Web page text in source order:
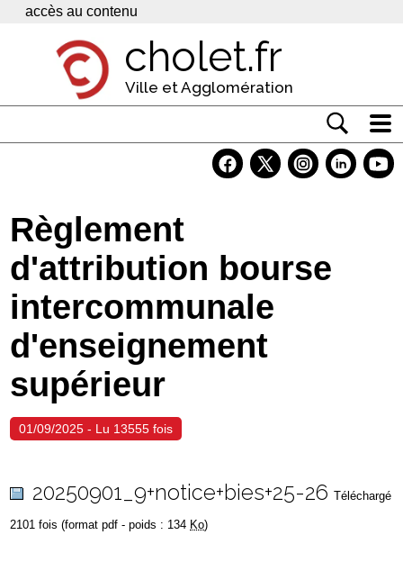
Panneau de gestion des cookies
accès au contenu
cholet.fr
Ville et Agglomération
Economie
Services
Contacts
Règlement
d'attribution bourse
intercommunale
d'enseignement
supérieur
01/09/2025 - Lu 13555 fois
20250901_9+notice+bies+25-26 Téléchargé
2101 fois (format pdf - poids : 134 Ko)